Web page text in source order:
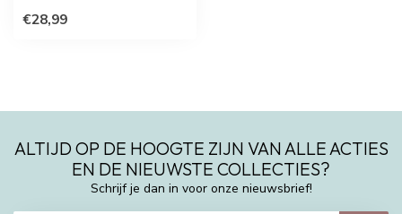
€28,99
ALTIJD OP DE HOOGTE ZIJN VAN ALLE ACTIES
EN DE NIEUWSTE COLLECTIES?
Schrijf je dan in voor onze nieuwsbrief!